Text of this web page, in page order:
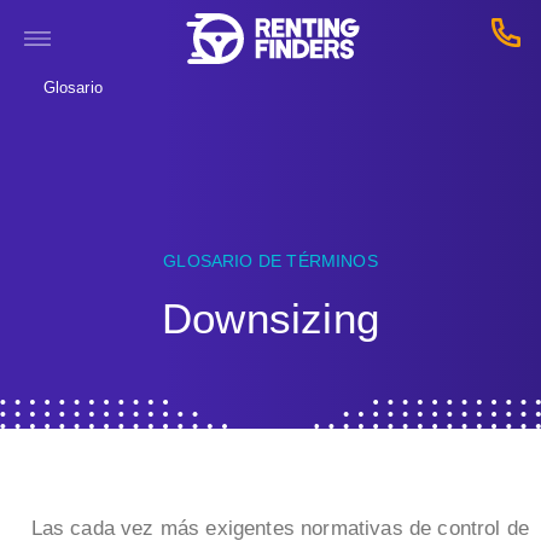
Glosario
GLOSARIO DE TÉRMINOS
Downsizing
Las cada vez más exigentes normativas de control de